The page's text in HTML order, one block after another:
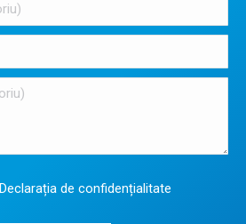
Declarația de confidențialitate